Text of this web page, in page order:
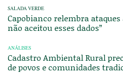
SALADA VERDE
Capobianco relembra ataques
não aceitou esses dados”
ANÁLISES
Cadastro Ambiental Rural
de povos e comunidades